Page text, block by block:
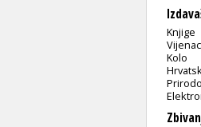
Knjige
Vijenac
Kolo